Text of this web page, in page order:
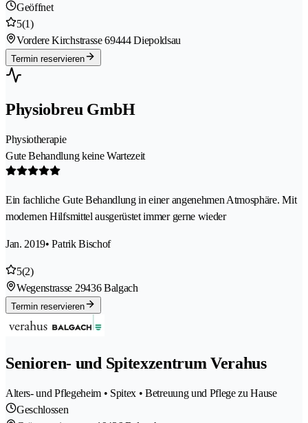
Geöffnet
5(1)
Vordere Kirchstrasse 69444 Diepoldsau
Termin reservieren
Physiobreu GmbH
Physiotherapie
Gute Behandlung keine Wartezeit
Ein fachliche Gute Behandlung in einer angenehmen Atmosphäre. Mit
modernen Hilfsmittel ausgerüstet immer gerne wieder
Jan. 2019• Patrik Bischof
5(2)
Wegenstrasse 29436 Balgach
Termin reservieren
Senioren- und Spitexzentrum Verahus
Alters- und Pflegeheim • Spitex • Betreuung und Pflege zu Hause
Geschlossen